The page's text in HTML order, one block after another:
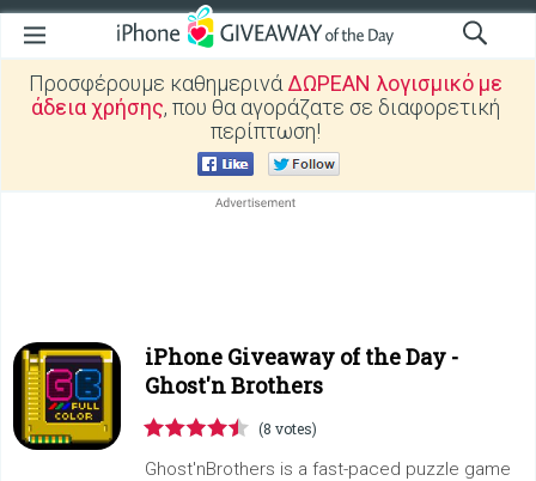
Προσφέρουμε καθημερινά ΔΩΡΕΑΝ λογισμικό με
άδεια χρήσης, που θα αγοράζατε σε διαφορετική
περίπτωση!
iPhone Giveaway of the Day -
Ghost'n Brothers
(8 votes)
Ghost'nBrothers is a fast-paced puzzle game